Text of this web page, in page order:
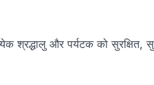
श्रद्धालु और पर्यटक को सुरक्षित,